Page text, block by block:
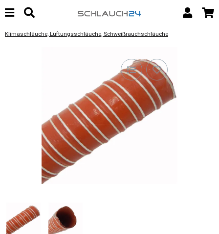
Klimaschläuche, Lüftungsschläuche, Schweißrauchschläuche